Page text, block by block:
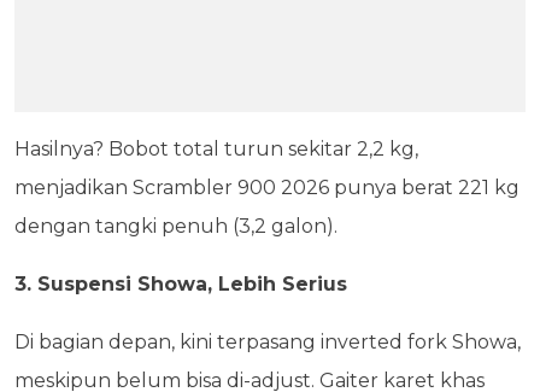
Hasilnya? Bobot total turun sekitar 2,2 kg,
menjadikan Scrambler 900 2026 punya berat 221 kg
dengan tangki penuh (3,2 galon).
3. Suspensi Showa, Lebih Serius
Di bagian depan, kini terpasang inverted fork Showa,
meskipun belum bisa di-adjust. Gaiter karet khas